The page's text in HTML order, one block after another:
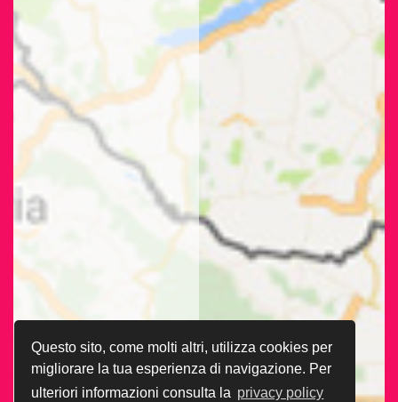
Questo sito, come molti altri, utilizza cookies per
migliorare la tua esperienza di navigazione. Per
ulteriori informazioni consulta la privacy policy